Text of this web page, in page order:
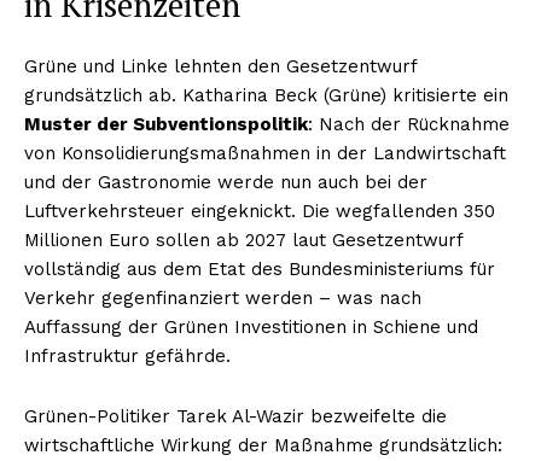
Grüne und Linke lehnten den Gesetzentwurf
grundsätzlich ab. Katharina Beck (Grüne) kritisierte ein
Muster der Subventionspolitik: Nach der Rücknahme
von Konsolidierungsmaßnahmen in der Landwirtschaft
und der Gastronomie werde nun auch bei der
Luftverkehrsteuer eingeknickt. Die wegfallenden 350
Millionen Euro sollen ab 2027 laut Gesetzentwurf
vollständig aus dem Etat des Bundesministeriums für
Verkehr gegenfinanziert werden – was nach
Auffassung der Grünen Investitionen in Schiene und
Infrastruktur gefährde.
Grünen-Politiker Tarek Al-Wazir bezweifelte die
wirtschaftliche Wirkung der Maßnahme grundsätzlich: